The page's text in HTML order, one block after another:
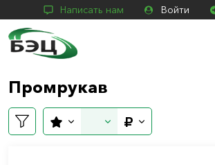
Написать нам Войти
Промрукав